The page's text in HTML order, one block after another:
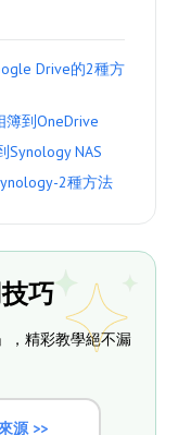
Drive的2種方
簿到OneDrive
Synology NAS
2種方法
巧
，精彩教學絕不漏
源 >>